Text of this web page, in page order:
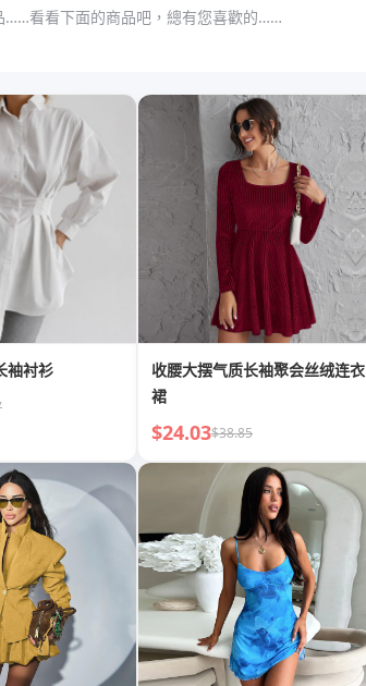
……看看下面的商品吧，總有您喜歡的……
袖衬衫
收腰大摆气质长袖聚会丝绒连衣
裙
$24.03$38.85